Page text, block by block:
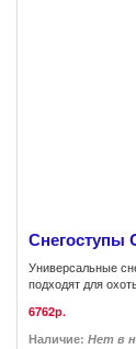
Снегоступы
Универсальные
подходят для
6762р.
Наличие: Нет в